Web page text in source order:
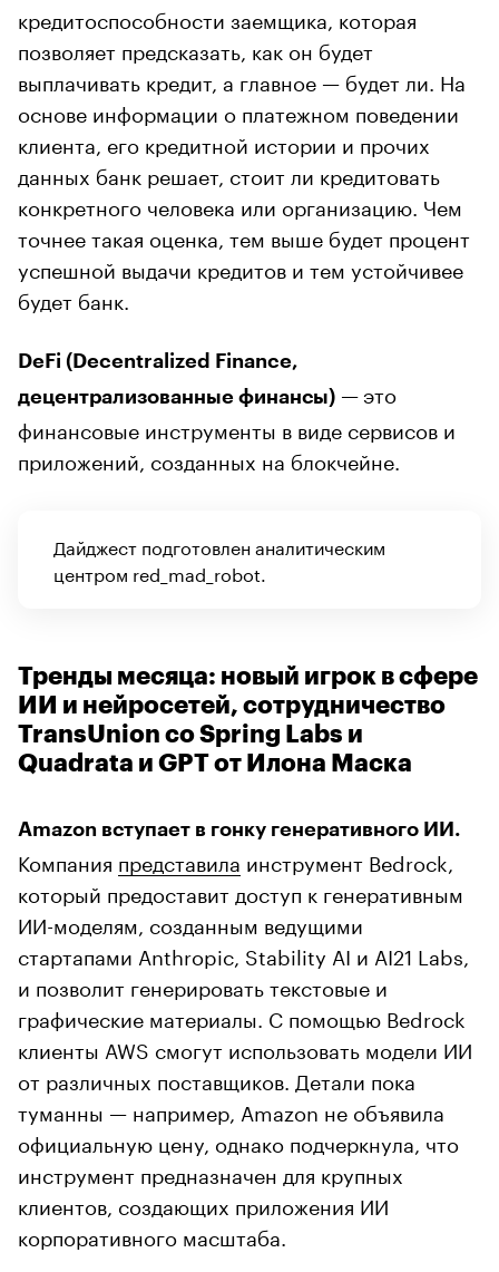
кредитоспособности заемщика, которая
позволяет предсказать, как он будет
выплачивать кредит, а главное — будет ли. На
основе информации о платежном поведении
клиента, его кредитной истории и прочих
данных банк решает, стоит ли кредитовать
конкретного человека или организацию. Чем
точнее такая оценка, тем выше будет процент
успешной выдачи кредитов и тем устойчивее
будет банк.
DeFi (Decentralized Finance,
децентрализованные финансы) —это
финансовые инструменты в виде сервисов и
приложений, созданных на блокчейне.
Дайджест подготовлен аналитическим
центром red_mad_robot.
Тренды месяца: новый игрок в сфере
ИИ и нейросетей, сотрудничество
TransUnion со Spring Labs и
Quadrata и GPT от Илона Маска
Amazon вступает в гонку генеративного ИИ.
Компания представила инструмент Bedrock,
который предоставит доступ к генеративным
ИИ-моделям, созданным ведущими
стартапами Anthropic, Stability AI и AI21 Labs,
и позволит генерировать текстовые и
графические материалы. С помощью Bedrock
клиенты AWS смогут использовать модели ИИ
от различных поставщиков. Детали пока
туманны — например, Amazon не объявила
официальную цену, однако подчеркнула, что
инструмент предназначен для крупных
клиентов, создающих приложения ИИ
корпоративного масштаба.